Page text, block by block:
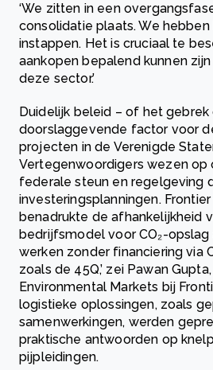
‘We zitten in een
consolidatie plaats. We
instappen. Het is cruciaal te
aankopen bepalend kunnen
deze sector.’
Duidelijk beleid – of het
doorslaggevende factor voor
projecten in de Verenigde
Vertegenwoordigers wezen op
federale steun en regelgeving
investeringsplanningen.
benadrukte de afhankelijkheid
bedrijfsmodel voor CO₂-
werken zonder financiering via
zoals de 45Q,’ zei Pawan
Environmental Markets bij
logistieke oplossingen, zoals
samenwerkingen, werden
praktische antwoorden op
pijpleidingen.